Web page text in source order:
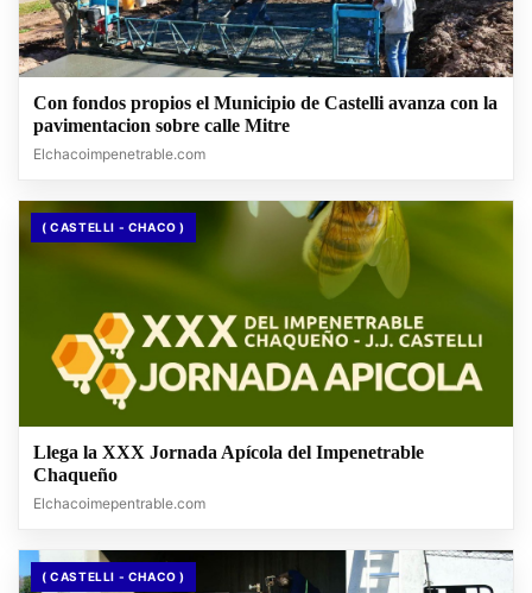
Con fondos propios el Municipio de Castelli avanza con la
pavimentacion sobre calle Mitre
Elchacoimpenetrable.com
( CASTELLI - CHACO )
Llega la XXX Jornada Apícola del Impenetrable
Chaqueño
Elchacoimepentrable.com
( CASTELLI - CHACO )